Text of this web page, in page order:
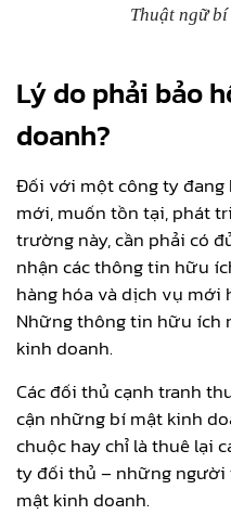
Thuật ngữ
Lý do phải bảo
doanh?
Đối với một công ty
mới, muốn tồn tại, phát
trường này, cần phải có
nhận các thông tin hữu
hàng hóa và dịch vụ mới
Những thông tin hữu ích
kinh doanh.
Các đối thủ cạnh tranh
cận những bí mật kinh
chuộc hay chỉ là thuê lại
ty đối thủ – những người
mật kinh doanh.